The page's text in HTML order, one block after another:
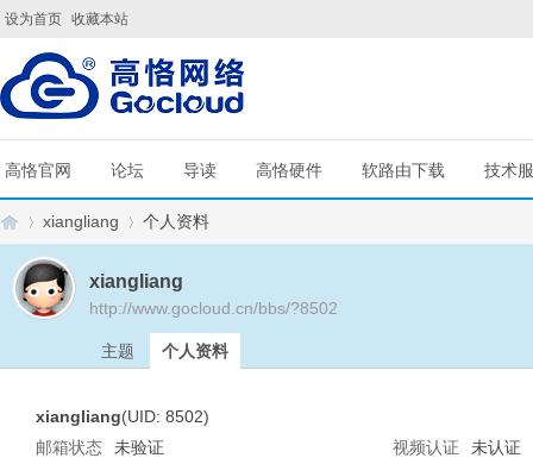
设为首页 收藏本站
高恪官网 论坛 导读 高恪硬件 软路由下载 技术
xiangliang 个人资料
xiangliang
http://www.gocloud.cn/bbs/?8502
主题 个人资料
xiangliang(UID: 8502)
邮箱状态
未验证 视频认证 未认证